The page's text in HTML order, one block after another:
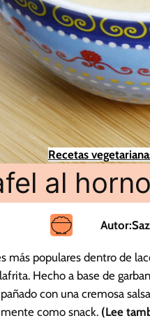
Recetas
al
Autor:
más populares dentro de
Hecho a base de
con una cremosa
como snack. (Lee